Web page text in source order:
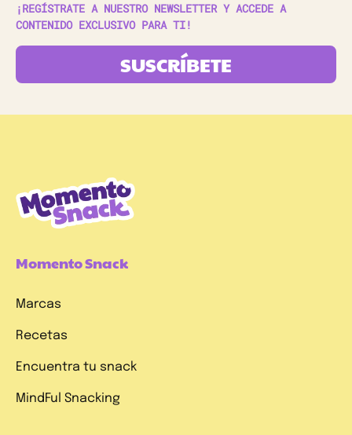
¡REGÍSTRATE A NUESTRO NEWSLETTER Y ACCEDE A
CONTENIDO EXCLUSIVO PARA TI!
SUSCRÍBETE
Momento Snack
Marcas
Recetas
Encuentra tu snack
MindFul Snacking